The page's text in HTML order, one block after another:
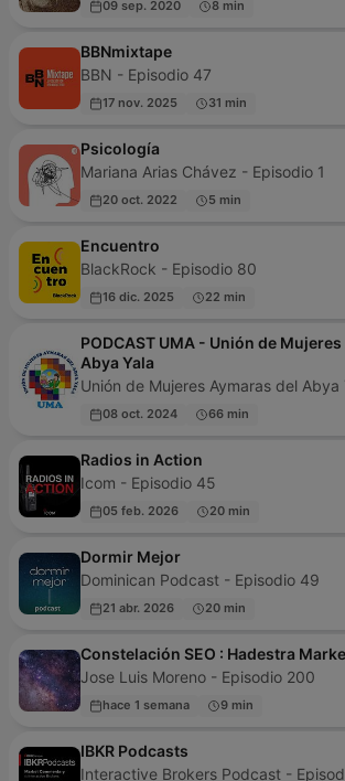
09 sep. 2020 8 min
BBNmixtape
BBN - Episodio 47
17 nov. 2025 31 min
Psicología
Mariana Arias Chávez - Episodio 1
20 oct. 2022 5 min
Encuentro
BlackRock - Episodio 80
16 dic. 2025 22 min
PODCAST UMA - Unión de
Abya Yala
08 oct. 2024 66 min
Radios in Action
Icom - Episodio 45
05 feb. 2026 20 min
Dormir Mejor
Dominican Podcast - Episodio 49
21 abr. 2026 20 min
Constelación SEO : Hadestra
Jose Luis Moreno - Episodio 200
hace 1 semana 9 min
IBKR Podcasts
Interactive Brokers Podcast -